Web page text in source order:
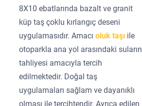
8X10 ebatlarında bazalt ve granit
küp taş çoklu kırlangıç deseni
uygulamasıdır. Amacıoluk taşı ile
otoparkla ana yol arasındaki suların
tahliyesi amacıyla tercih
edilmektedir. Doğal taş
uygulamaları sağlam ve dayanıklı
olması ile tercihtendir. Ayrıca edilen